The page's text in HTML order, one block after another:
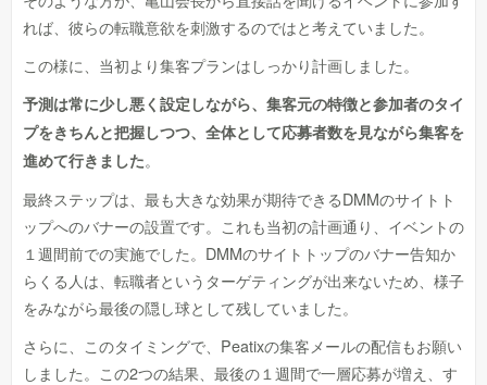
れば、彼らの転職意欲を刺激するのではと考えていました。
この様に、当初より集客プランはしっかり計画しました。
予測は常に少し悪く設定しながら、集客元の特徴と参加者のタイ
プをきちんと把握しつつ、全体として応募者数を見ながら集客を
進めて行きました。
最終ステップは、最も大きな効果が期待できるDMMのサイトト
ップへのバナーの設置です。これも当初の計画通り、イベントの
１週間前での実施でした。DMMのサイトトップのバナー告知か
らくる人は、転職者というターゲティングが出来ないため、様子
をみながら最後の隠し球として残していました。
さらに、このタイミングで、Peatixの集客メールの配信もお願い
しました。この2つの結果、最後の１週間で一層応募が増え、す